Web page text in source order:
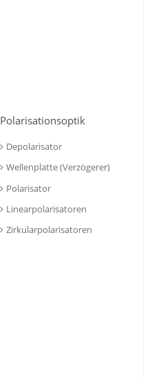
Polarisationsoptik
Depolarisator
Wellenplatte (Verzögerer)
Polarisator
Linearpolarisatoren
Zirkularpolarisatoren